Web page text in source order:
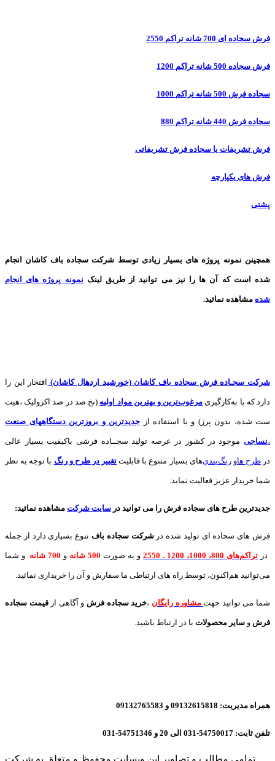
فرش سجاده ای 700 شانه تراکم 2550
فرش سجاده 500 شانه تراکم 1200
سجاده فرش 500 شانه تراکم 1000
سجاده فرش 440 شانه تراکم 880
فرش تشریفات یا سجاده فرش تشریفاتی
فرش های یکپارچه
پشتی
همچینن نمونه پروژه های بسیار زیادی توسط شرکت سجاده باف کاشان انجام
شده است که آن ها را نیز می توانید از طریق لینک نمونه پروژه های انجام
شده مشاهده نمائید.
شرکت سجـاده فرش سجاده باف کاشان (خورشید اردهال کاشان) افتخار این را
دارد که با به‌کارگیری مرغوب‌ترین و بهترین مواد اولیه (نخ صد در صد اکرولیک ،هیت
ست شده، بدون پرز) و با استفاده از جدیدترین و بروزترین دستگاههای صنعت
نساجی، موجود در کشور در عرصه تولید سجــاده فرشی باکیفیت بسیار عالی
درطرح هاو
رنگ‌بندی‌ های بسیار متنوع با قابلیت تغییر در طرح و رنگ با توجه به نظر
شما خریدار عزیز فعالیت نماید.
جدیدترین طرح های سجاده فرش را می توانید در سایت شرکت مشاهده نمائید:
فرش های سجاده ای تولید شده درشرکت سجاده باف تنوع بسیاری دارد از جمله
در تراکم‌های 800، 1000، 1200 . 2550 و به صورت 500 شانه و 700 شانه و شما
می‌توانید هم‌اکنون، توسط راه های ارتباطی ما سفارش و آن را خریداری نمائید.
شما می توانید جهت مشاوره رایگان ،خرید سجاده فرش و آگاهی ازقیمت سجاده
فرش و سایر محصولات با در ارتباط باشید.
همراه مدیریت: 09132615818 و 09132765583
تلفن ثابت: 54750017-031 الی 20 و 54751346-031